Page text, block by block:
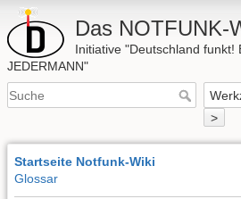
Das NOTFUNK-
Initiative "Deutschland funkt!
JEDERMANN"
>
Startseite Notfunk-Wiki
Glossar